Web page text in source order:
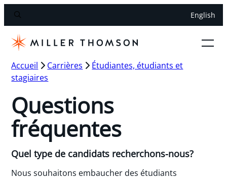
English
Accueil Carrières
Étudiantes, étudiants et
stagiaires
Questions
fréquentes
Quel type de candidats recherchons-nous?
Nous souhaitons embaucher des étudiants